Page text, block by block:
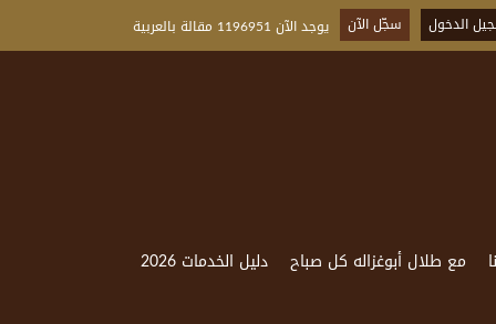
الدخول سجّل الآن يوجد الآن 1196951 مقالة بالعربية
مع طلال أبوغزاله كل صباح دليل الخدمات 2026